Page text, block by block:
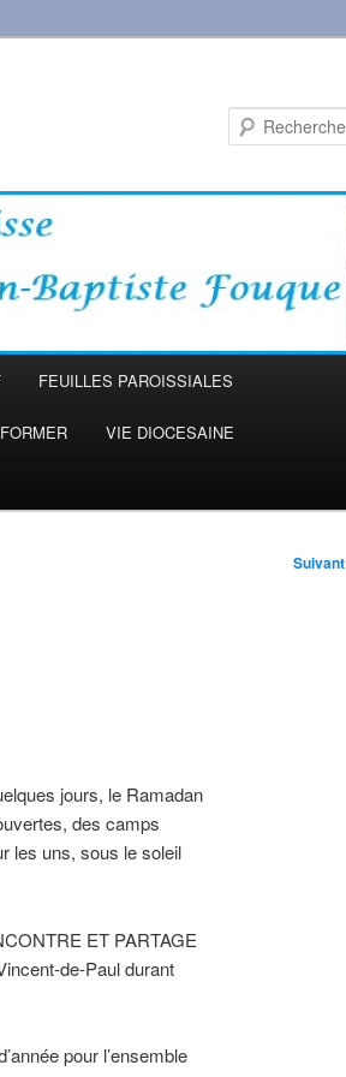
FEUILLES PAROISSIALES
VIE DIOCESAINE
Suivant
jours, le Ramadan
des camps
les uns, sous le soleil
ET PARTAGE
de-Paul durant
pour l’ensemble